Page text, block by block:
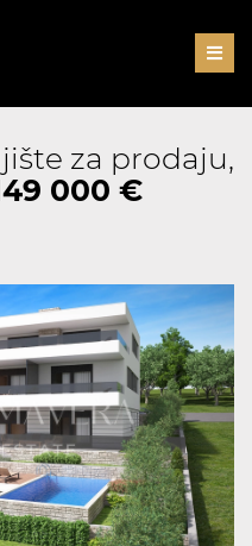
za prodaju,
000 €